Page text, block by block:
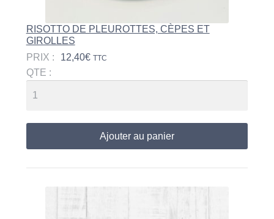
RISOTTO DE PLEUROTTES, CÈPES ET
GIROLLES
PRIX :
12,40€ TTC
QTE :
Ajouter au panier